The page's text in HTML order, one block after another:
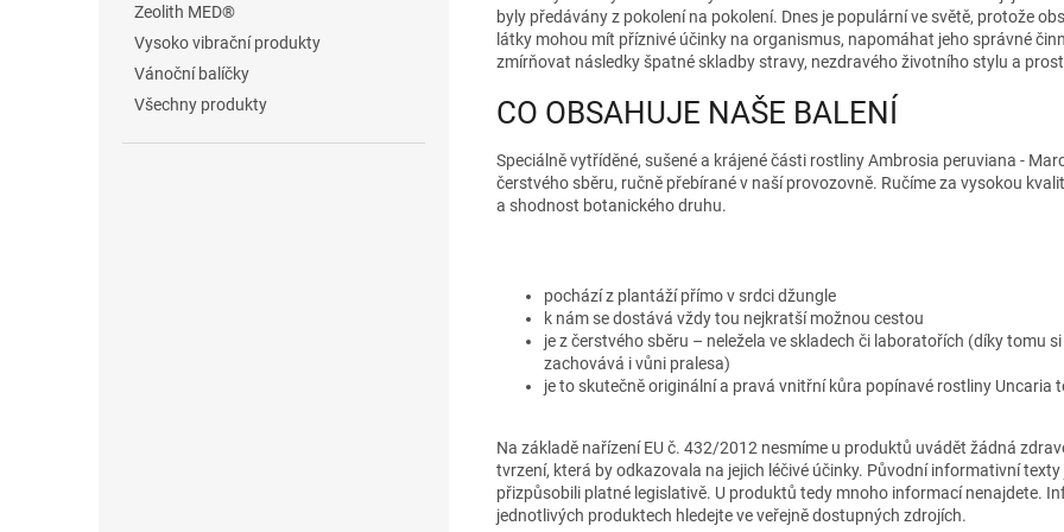
Zeolith MED®
Vysoko vibrační produkty
Vánoční balíčky
Všechny produkty
byly předávány z pokolení na pokolení. Dnes je populární ve světě, protože
látky mohou mít příznivé účinky na organismus, napomáhat jeho správné
zmírňovat následky špatné skladby stravy, nezdravého životního stylu a
CO OBSAHUJE NAŠE BALENÍ
Speciálně vytříděné, sušené a krájené části rostliny Ambrosia peruviana -
čerstvého sběru, ručně přebírané v naší provozovně. Ručíme za vysokou
a shodnost botanického druhu.
pochází z plantáží přímo v srdci džungle
k nám se dostává vždy tou nejkratší možnou cestou
je z čerstvého sběru – neležela ve skladech či laboratořích (díky tomu si
zachovává i vůni pralesa)
je to skutečně originální a pravá vnitřní kůra popínavé rostliny Uncaria
Na základě nařízení EU č. 432/2012 nesmíme u produktů uvádět žádná
tvrzení, která by odkazovala na jejich léčivé účinky. Původní informativní texty
přizpůsobili platné legislativě. U produktů tedy mnoho informací nenajdete.
jednotlivých produktech hledejte ve veřejně dostupných zdrojích.